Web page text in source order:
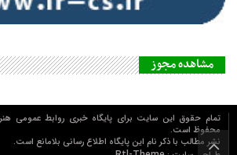
مشاهده مجوز
تمام حقوق این سایت برای پایگاه خبری روابط عمومي
محفوظ است.
نشر مطالب با ذکر نام اين پايگاه اطلاع رساني بلامانع است.